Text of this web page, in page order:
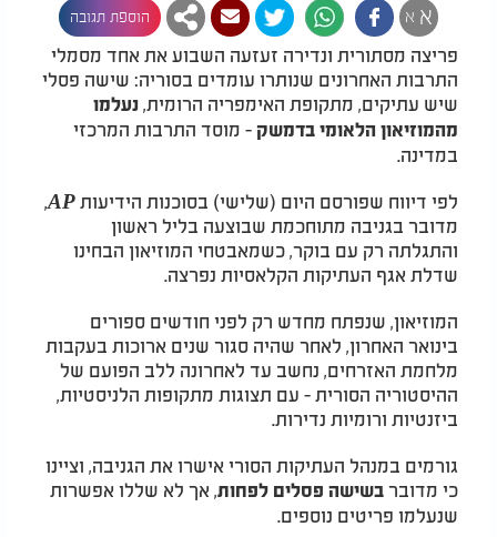
א א הוספת תגובה
פריצה מסתורית ונדירה זעזעה השבוע את אחד מסמלי
התרבות האחרונים שנותרו עומדים בסוריה: שישה פסלי
שיש עתיקים, מתקופת האימפריה הרומית,נעלמו
מהמוזיאון הלאומי בדמשק - מוסד התרבות המרכזי
במדינה.
לפי דיווח שפורסם היום (שלישי) בסוכנות הידיעותAP
,
מדובר בגניבה מתוחכמת שבוצעה בליל ראשון
והתגלתה רק עם בוקר, כשמאבטחי המוזיאון הבחינו
שדלת אגף העתיקות הקלאסיות נפרצה.
המוזיאון, שנפתח מחדש רק לפני חודשים ספורים
בינואר האחרון, לאחר שהיה סגור שנים ארוכות בעקבות
מלחמת האזרחים, נחשב עד לאחרונה ללב הפועם של
ההיסטוריה הסורית - עם תצוגות מתקופות הלניסטיות,
ביזנטיות ורומיות נדירות.
גורמים במנהל העתיקות הסורי אישרו את הגניבה, וציינו
כי מדוברבשישה פסלים לפחות, אך לא שללו אפשרות
שנעלמו פריטים נוספים.